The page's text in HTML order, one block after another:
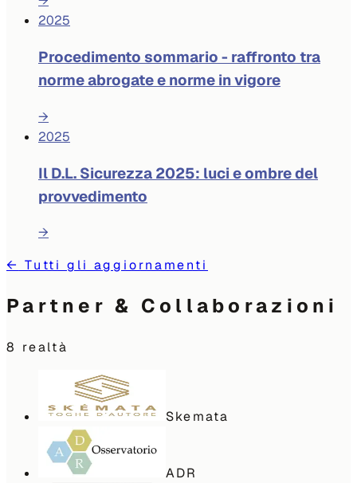
2025
Procedimento sommario - raffronto tra
norme abrogate e norme in vigore
→
2025
Il D.L. Sicurezza 2025: luci e ombre del
provvedimento
→
← Tutti gli aggiornamenti
Partner & Collaborazioni
8 realtà
Skemata
ADR